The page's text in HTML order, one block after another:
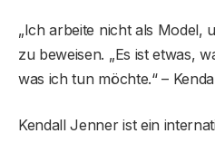
„Ich arbeite nicht als Model,
zu beweisen. „Es ist etwas,
was ich tun möchte.“ –
Kendall Jenner ist ein